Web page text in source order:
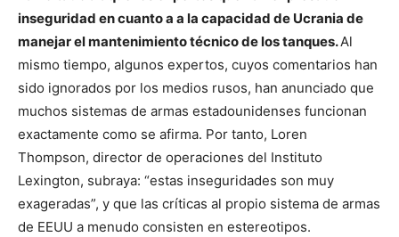
inseguridad en cuanto a a la capacidad de Ucrania de
manejar el mantenimiento técnico de los tanques.Al
mismo tiempo, algunos expertos, cuyos comentarios han
sido ignorados por los medios rusos, han anunciado que
muchos sistemas de armas estadounidenses funcionan
exactamente como se afirma. Por tanto, Loren
Thompson, director de operaciones del Instituto
Lexington, subraya: “estas inseguridades son muy
exageradas”, y que las críticas al propio sistema de armas
de EEUU a menudo consisten en estereotipos.